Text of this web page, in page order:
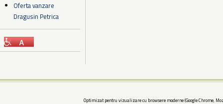
Oferta vanzare
Dragusin Petrica
Optimizat pentru vizualizare cu browsere moderne (Google Chrome,